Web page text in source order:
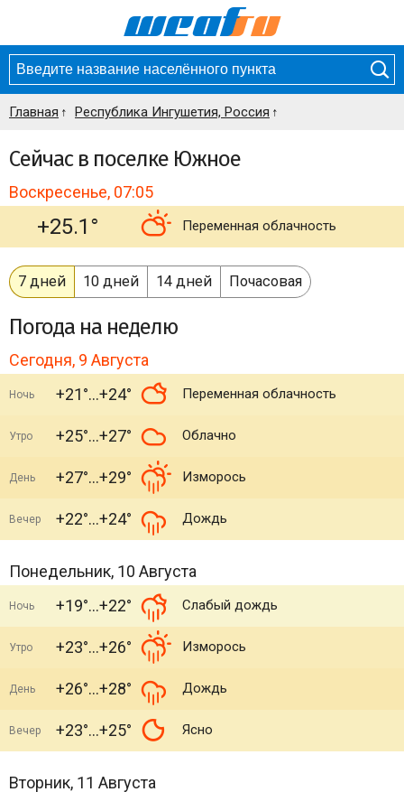
Главная Республика Ингушетия, Россия
Сейчас в поселке Южное
Воскресенье, 07:05
+25.1° Переменная облачность
7 дней 10 дней 14 дней Почасовая
Погода на неделю
Сегодня, 9 Августа
Ночь +21° +24° Переменная облачность
Утро +25° +27° Облачно
День +27° +29° Изморось
Вечер +22° +24° Дождь
Понедельник, 10 Августа
Ночь +19° +22° Слабый дождь
Утро +23° +26° Изморось
День +26° +28° Дождь
Вечер +23° +25° Ясно
Вторник, 11 Августа